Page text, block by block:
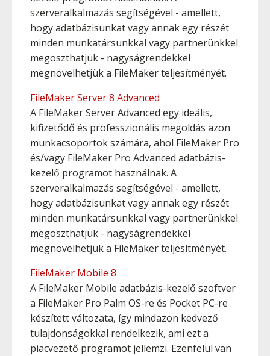
szerveralkalmazás segítségével - amellett,
hogy adatbázisunkat vagy annak egy részét
minden munkatársunkkal vagy partnerünkkel
megoszthatjuk - nagyságrendekkel
megnövelhetjük a FileMaker teljesítményét.
FileMaker Server 8 Advanced
A FileMaker Server Advanced egy ideális,
kifizetődő és professzionális megoldás azon
munkacsoportok számára, ahol FileMaker Pro
és/vagy FileMaker Pro Advanced adatbázis-
kezelő programot használnak. A
szerveralkalmazás segítségével - amellett,
hogy adatbázisunkat vagy annak egy részét
minden munkatársunkkal vagy partnerünkkel
megoszthatjuk - nagyságrendekkel
megnövelhetjük a FileMaker teljesítményét.
FileMaker Mobile 8
A FileMaker Mobile adatbázis-kezelő szoftver
a FileMaker Pro Palm OS-re és Pocket PC-re
készített változata, így mindazon kedvező
tulajdonságokkal rendelkezik, ami ezt a
piacvezető programot jellemzi. Ezenfelül van